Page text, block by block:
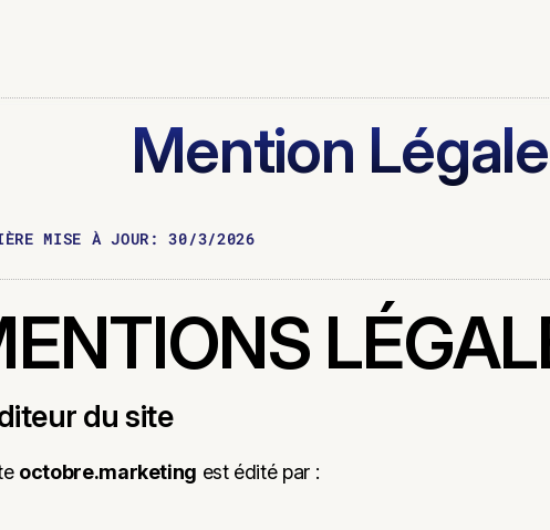
Mention
MISE À JOUR:30/3/2026
du site
octobre.marketing est édité par :